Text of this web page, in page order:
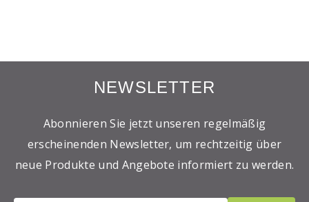
NEWSLETTER
Abonnieren Sie jetzt unseren regelmäßig
erscheinenden Newsletter, um rechtzeitig über
neue Produkte und Angebote informiert zu werden.